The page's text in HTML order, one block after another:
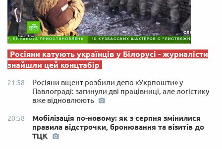
Росіяни катують українців у Білорусі - журналісти
знайшли цей концтабір
21:58
Росіяни вщент розбили депо «Укрпошти» у
Павлограді: загинули дві працівниці, але логістику
вже відновлюють
20:58
Мобілізація по-новому: як з серпня змінилися
правила відстрочки, бронювання та візитів до
ТЦК